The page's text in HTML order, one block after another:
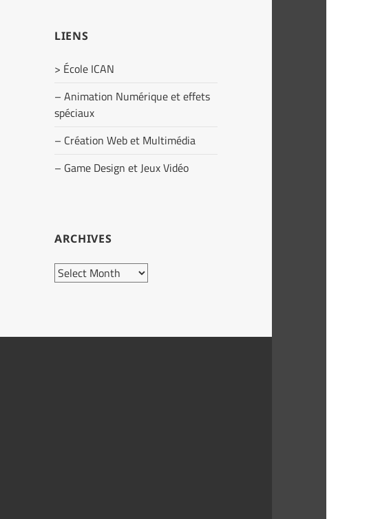
LIENS
> École ICAN
– Animation Numérique et effets
spéciaux
– Création Web et Multimédia
– Game Design et Jeux Vidéo
ARCHIVES
Archives